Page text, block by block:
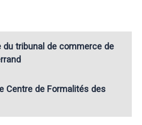
du tribunal de commerce de
Centre de Formalités des